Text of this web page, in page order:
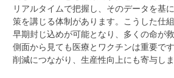
リアルタイムで把握し、そのデータを基
策を講じる体制があります。こうした仕
早期封じ込めが可能となり、多くの命が
側面から見ても医療とワクチンは重要で
削減につながり、生産性向上にも寄与しま